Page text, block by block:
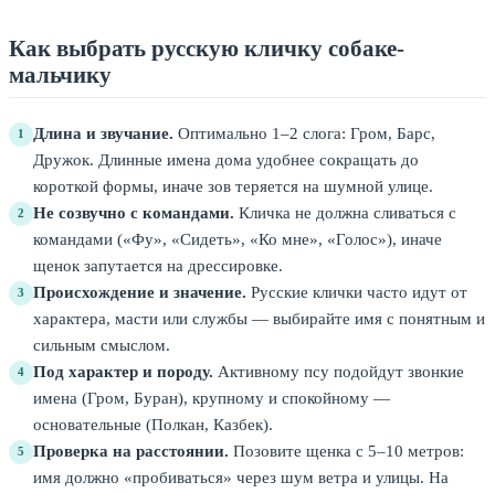
Как выбрать русскую кличку собаке-
мальчику
1 Длина и звучание. Оптимально 1–2 слога: Гром, Барс,
Дружок. Длинные имена дома удобнее сокращать до
короткой формы, иначе зов теряется на шумной улице.
2 Не созвучно с командами. Кличка не должна сливаться с
командами («Фу», «Сидеть», «Ко мне», «Голос»), иначе
щенок запутается на дрессировке.
3 Происхождение и значение. Русские клички часто идут от
характера, масти или службы — выбирайте имя с понятным и
сильным смыслом.
4 Под характер и породу. Активному псу подойдут звонкие
имена (Гром, Буран), крупному и спокойному —
основательные (Полкан, Казбек).
5 Проверка на расстоянии. Позовите щенка с 5–10 метров:
имя должно «пробиваться» через шум ветра и улицы. На